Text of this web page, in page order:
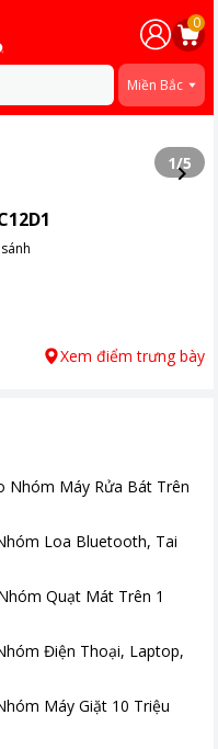
0
Miền Bắc
1/5
Xem điểm trưng bày
Nhóm Máy Rửa Bát Trên
Loa Bluetooth, Tai
Quạt Mát Trên 1
Điện Thoại, Laptop,
Máy Giặt 10 Triệu